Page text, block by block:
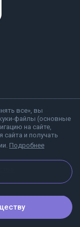
все», вы
файлы (основные
на сайте,
сайта и получать
Подробнее